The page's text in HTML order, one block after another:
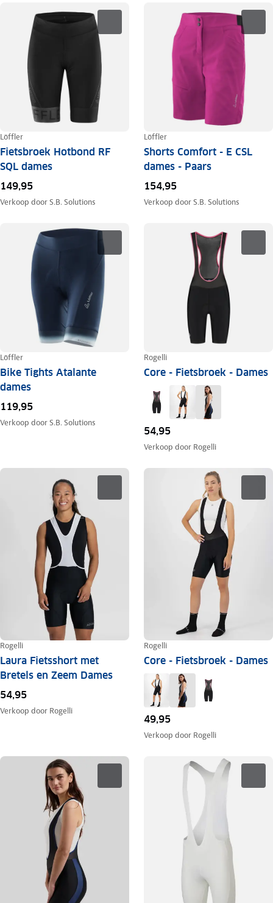
Löffler
Fietsbroek Hotbond RF
SQL dames
149,95
Verkoop doorS.B. Solutions
Löffler
Shorts Comfort - E CSL
dames - Paars
154,95
Verkoop doorS.B. Solutions
Löffler
Bike Tights Atalante
dames
119,95
Verkoop doorS.B. Solutions
Rogelli
Core - Fietsbroek - Dames
54,95
Verkoop door Rogelli
Rogelli
Laura Fietsshort met
Bretels en Zeem Dames
54,95
Verkoop door Rogelli
Rogelli
Core - Fietsbroek - Dames
49,95
Verkoop door Rogelli